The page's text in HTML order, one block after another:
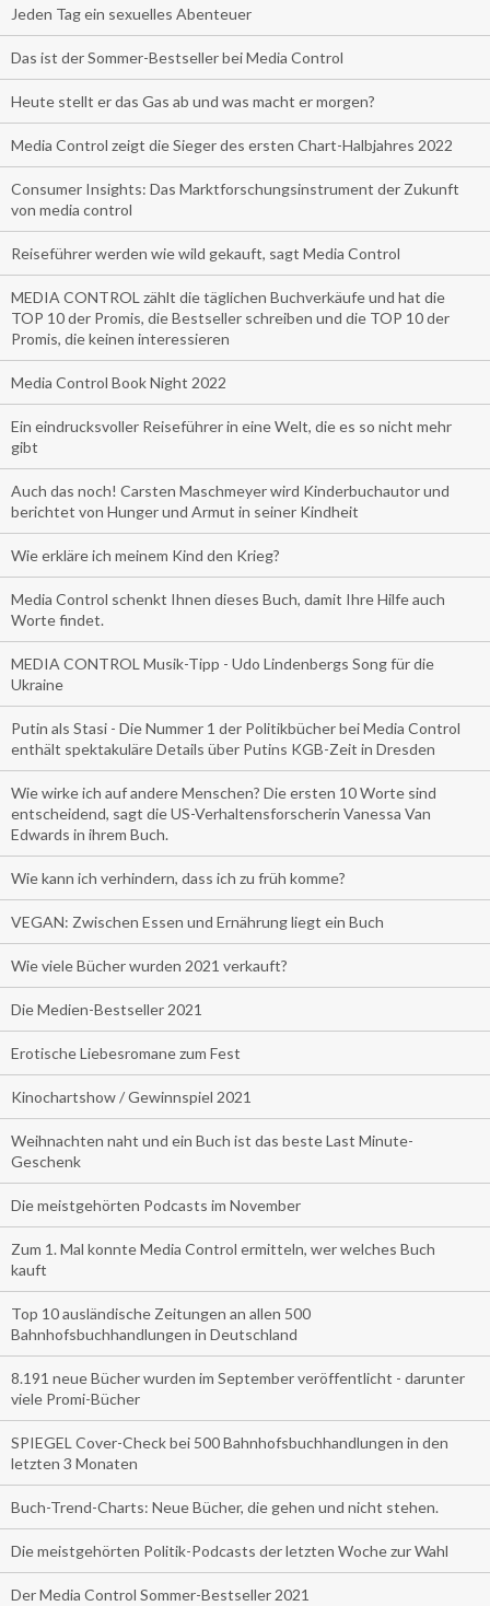
Jeden Tag ein sexuelles Abenteuer
Das ist der Sommer-Bestseller bei Media Control
Heute stellt er das Gas ab und was macht er morgen?
Media Control zeigt die Sieger des ersten Chart-Halbjahres 2022
Consumer Insights: Das Marktforschungsinstrument der Zukunft
von media control
Reiseführer werden wie wild gekauft, sagt Media Control
MEDIA CONTROL zählt die täglichen Buchverkäufe und hat die
TOP 10 der Promis, die Bestseller schreiben und die TOP 10 der
Promis, die keinen interessieren
Media Control Book Night 2022
Ein eindrucksvoller Reiseführer in eine Welt, die es so nicht mehr
gibt
Auch das noch! Carsten Maschmeyer wird Kinderbuchautor und
berichtet von Hunger und Armut in seiner Kindheit
Wie erkläre ich meinem Kind den Krieg?
Media Control schenkt Ihnen dieses Buch, damit Ihre Hilfe auch
Worte findet.
MEDIA CONTROL Musik-Tipp - Udo Lindenbergs Song für die
Ukraine
Putin als Stasi - Die Nummer 1 der Politikbücher bei Media Control
enthält spektakuläre Details über Putins KGB-Zeit in Dresden
Wie wirke ich auf andere Menschen? Die ersten 10 Worte sind
entscheidend, sagt die US-Verhaltensforscherin Vanessa Van
Edwards in ihrem Buch.
Wie kann ich verhindern, dass ich zu früh komme?
VEGAN: Zwischen Essen und Ernährung liegt ein Buch
Wie viele Bücher wurden 2021 verkauft?
Die Medien-Bestseller 2021
Erotische Liebesromane zum Fest
Kinochartshow / Gewinnspiel 2021
Weihnachten naht und ein Buch ist das beste Last Minute-
Geschenk
Die meistgehörten Podcasts im November
Zum 1. Mal konnte Media Control ermitteln, wer welches Buch
kauft
Top 10 ausländische Zeitungen an allen 500
Bahnhofsbuchhandlungen in Deutschland
8.191 neue Bücher wurden im September veröffentlicht - darunter
viele Promi-Bücher
SPIEGEL Cover-Check bei 500 Bahnhofsbuchhandlungen in den
letzten 3 Monaten
Buch-Trend-Charts: Neue Bücher, die gehen und nicht stehen.
Die meistgehörten Politik-Podcasts der letzten Woche zur Wahl
Der Media Control Sommer-Bestseller 2021